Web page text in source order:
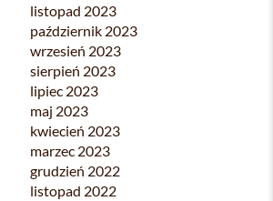
listopad 2023
październik 2023
wrzesień 2023
sierpień 2023
lipiec 2023
maj 2023
kwiecień 2023
marzec 2023
grudzień 2022
listopad 2022